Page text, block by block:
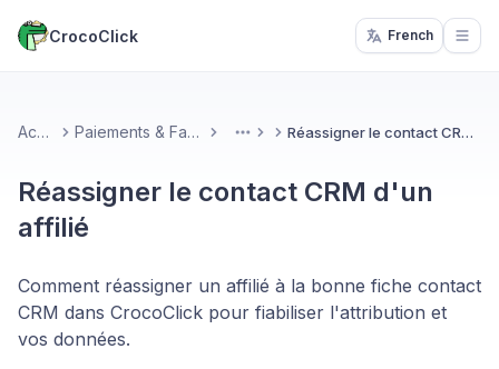
CrocoClick French
Accueil Paiements & Facturation More Réassigner le contact CRM d'un affilié
Réassigner le contact CRM d'un
affilié
Comment réassigner un affilié à la bonne fiche contact
CRM dans CrocoClick pour fiabiliser l'attribution et
vos données.